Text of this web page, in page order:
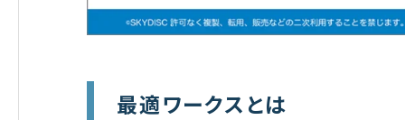
最適ワークスとは